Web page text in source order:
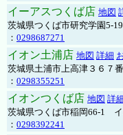
イーアスつくば店 地図
茨城県つくば市研究学園5-19
： 0298687271
イオン土浦店 地図 詳細
茨城県土浦市上高津３６７
： 0298355251
イオンつくば店 地図 詳
茨城県つくば市稲岡66-1
： 0298392241